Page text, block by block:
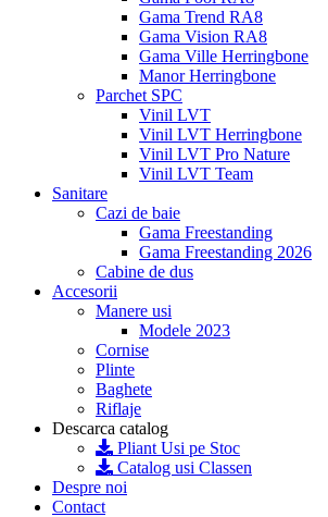
Gama Trend RA8
Gama Vision RA8
Gama Ville Herringbone
Manor Herringbone
Parchet SPC
Vinil LVT
Vinil LVT Herringbone
Vinil LVT Pro Nature
Vinil LVT Team
Sanitare
Cazi de baie
Gama Freestanding
Gama Freestanding 2026
Cabine de dus
Accesorii
Manere usi
Modele 2023
Cornise
Plinte
Baghete
Riflaje
Descarca catalog
Pliant Usi pe Stoc
Catalog usi Classen
Despre noi
Contact